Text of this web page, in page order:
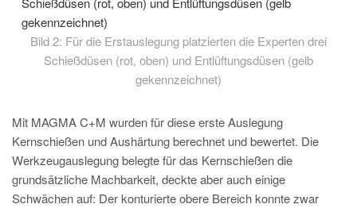
Bild 2: Für die Erstauslegung platzierten die Experten drei
Schießdüsen (rot, oben) und Entlüftungsdüsen (gelb
gekennzeichnet)
Mit MAGMA C+M wurden für diese erste Auslegung
Kernschießen und Aushärtung berechnet und bewertet. Die
Werkzeugauslegung belegte für das Kernschießen die
grundsätzliche Machbarkeit, deckte aber auch einige
Schwächen auf: Der konturierte obere Bereich konnte zwar